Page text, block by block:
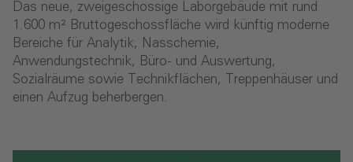
Das neue, zweigeschossige Laborgebäude mit rund
1.600 m² Bruttogeschossfläche wird künftig moderne
Bereiche für Analytik, Nasschemie,
Anwendungstechnik, Büro- und Auswertung,
Sozialräume sowie Technikflächen, Treppenhäuser und
einen Aufzug beherbergen.